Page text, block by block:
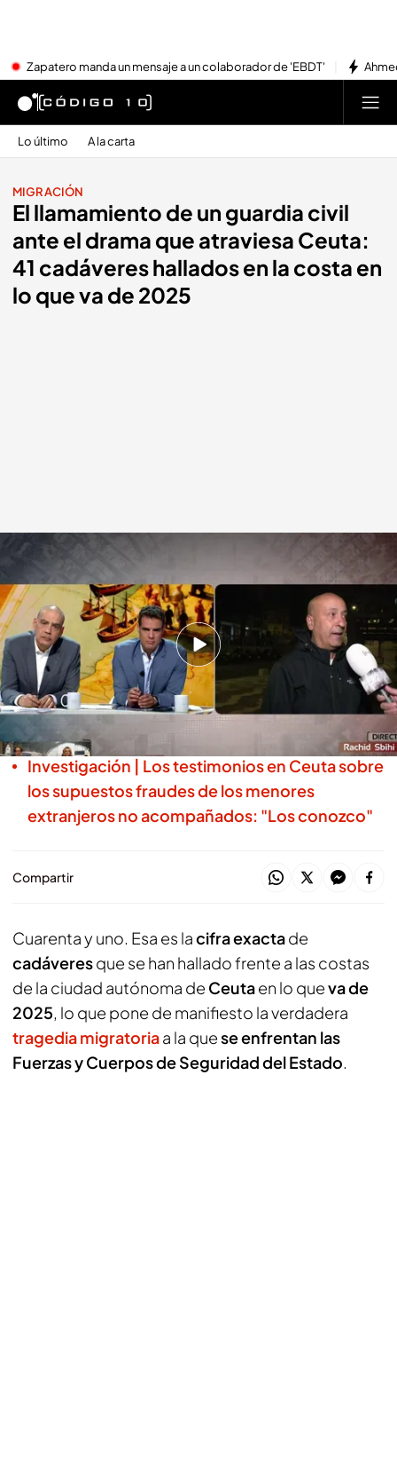
Zapatero manda un mensaje a un colaborador de 'EBDT'
Lo último A la carta
MIGRACIÓN
El llamamiento de un guardia civil
ante el drama que atraviesa Ceuta:
41 cadáveres hallados en la costa en
lo que va de 2025
El llamamiento del sindicato de guardias civiles ante el drama migratorio
.cuatro.es
Miguel Salazar
Madrid, 12 NOV 2025 - 01:21h.
Desde el sindicato Asociación Unificada de la
Guardia Civil (AUGC) exigen más medios ante
el descontrol
Investigación | Los testimonios en Ceuta sobre
los supuestos fraudes de los menores
extranjeros no acompañados: "Los conozco"
Compartir
Cuarenta y uno. Esa es lacifraexactade
cadáveresque se han hallado frente a las costas
de la ciudad autónoma de Ceutaen lo queva de
2025, lo que pone de manifiesto la verdadera
tragedia migratoriaa la quese enfrentan las
Fuerzas y Cuerpos de Seguridad del Estado.